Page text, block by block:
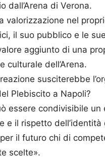
dall’Arena di Verona.
valorizzazione nel
il suo pubblico e le
aggiunto di una
culturale dell’Arena.
susciterebbe
Plebiscito a Napoli?
essere condivisibile
e il rispetto dell’identità
il futuro chi di
scelte».